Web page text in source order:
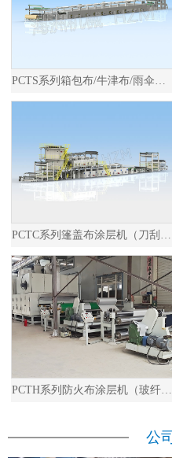
PCTS系列箱包布/牛津布/雨伞布涂层机
PCTC系列篷盖布涂层机（刀刮布）
公